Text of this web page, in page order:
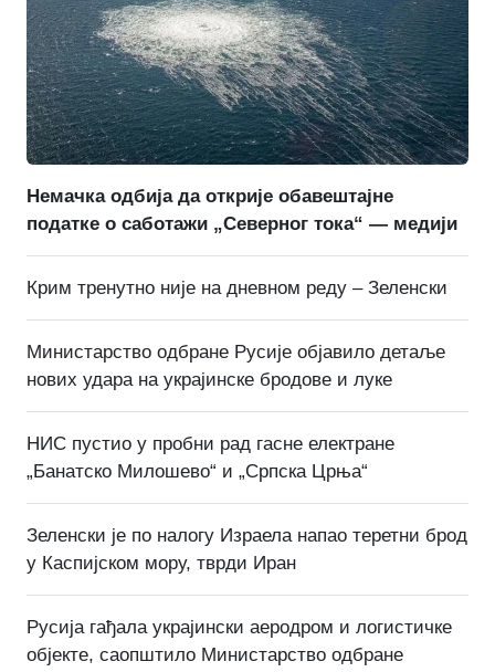
Немачка одбија да открије обавештајне
податке о саботажи „Северног тока“ — медији
Крим тренутно није на дневном реду – Зеленски
Министарство одбране Русије објавило детаље
нових удара на украјинске бродове и луке
НИС пустио у пробни рад гасне електране
„Банатско Милошево“ и „Српска Црња“
Зеленски је по налогу Израела напао теретни брод
у Каспијском мору, тврди Иран
Русија гађала украјински аеродром и логистичке
објекте, саопштило Министарство одбране